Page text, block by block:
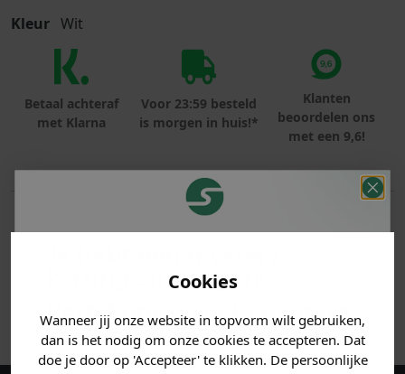
Cookies
Wanneer jij onze website in topvorm wilt gebruiken,
dan is het nodig om onze cookies te accepteren. Dat
doe je door op 'Accepteer' te klikken. De persoonlijke
Kleur Wit
Betaal achteraf
met Klarna
Voor 23:59 besteld
is morgen in huis!*
Klanten
beoordelen ons
met een 9,6!
PRODUCTINFORMATIE
ANDERE BESTELDEN OOK
korting ontvangen!
Vertel ons waar je naar op
zoek bent en claim direct
jouwkorting.